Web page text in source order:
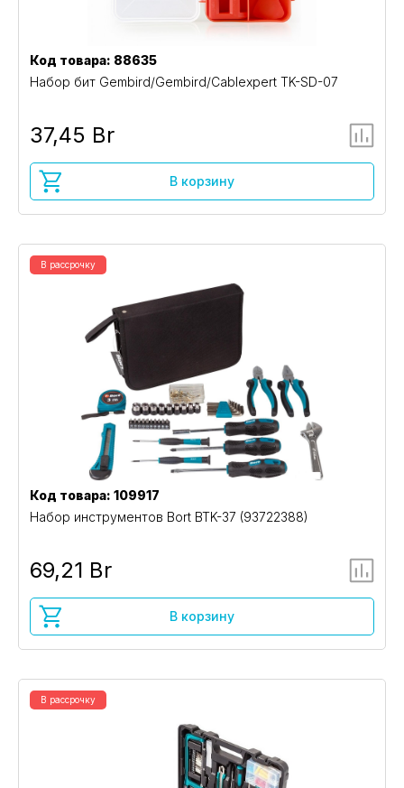
Код товара: 88635
Набор бит Gembird/Gembird/Cablexpert TK-SD-07
37,45 Br
В корзину
В рассрочку
Код товара: 109917
Набор инструментов Bort BTK-37 (93722388)
69,21 Br
В корзину
В рассрочку